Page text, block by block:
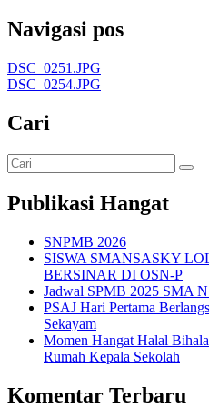
Navigasi pos
DSC_0251.JPG
DSC_0254.JPG
Cari
Publikasi Hangat
SNPMB 2026
SISWA SMANSASKY
BERSINAR DI OSN-P
Jadwal SPMB 2025 SMA
PSAJ Hari Pertama
Sekayam
Momen Hangat Halal
Rumah Kepala Sekolah
Komentar Terbaru